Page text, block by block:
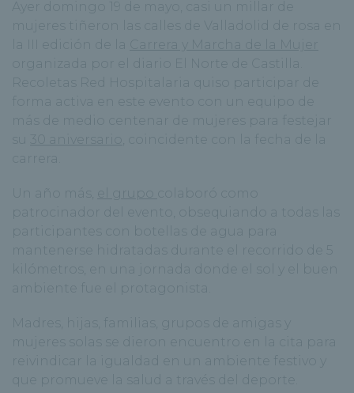
Ayer domingo 19 de mayo, casi un millar de
mujeres tiñeron las calles de Valladolid de rosa en
la III edición de la
Carrera y Marcha de la Mujer
organizada por el diario El Norte de Castilla.
Recoletas Red Hospitalaria quiso participar de
forma activa en este evento con un equipo de
más de medio centenar de mujeres para festejar
30 aniversario
, coincidente con la fecha de la
carrera.
Un año más, el grupo
colaboró como
patrocinador del evento, obsequiando a todas las
participantes con botellas de agua para
mantenerse hidratadas durante el recorrido de 5
kilómetros, en una jornada donde el sol y el buen
ambiente fue el protagonista.
Madres, hijas, familias, grupos de amigas y
mujeres solas se dieron encuentro en la cita para
reivindicar la igualdad en un ambiente festivo y
que promueve la salud a través del deporte.